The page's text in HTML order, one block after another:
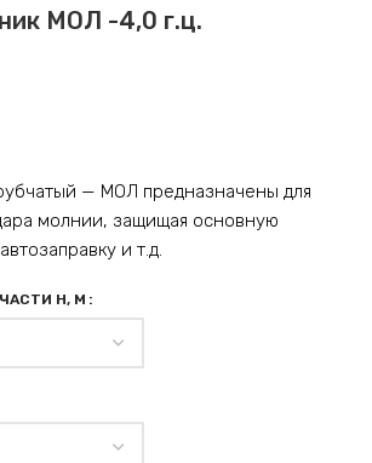
МОЛ -4,0 г.ц.
— МОЛ предназначены для
молнии, защищая основную
и т.д.
H, М